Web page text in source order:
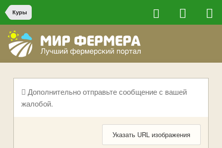
Куры
Дополнительно отправьте сообщение с вашей
жалобой.
Указать URL изображения